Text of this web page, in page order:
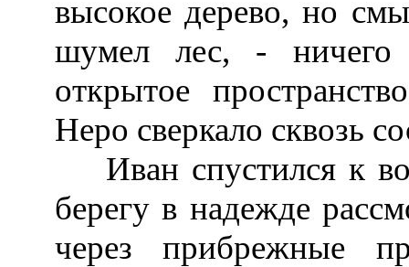
высокое дерево, но
шумел лес, - ничего
открытое
Неро сверкало сквозь
Иван спустился к
берегу в надежде
через прибрежные